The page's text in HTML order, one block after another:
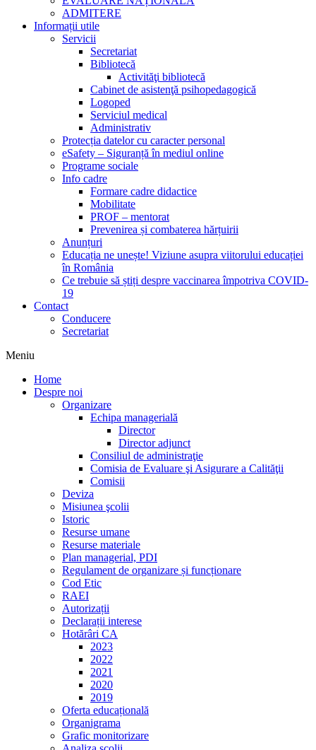
ADMITERE
Informații utile
Servicii
Secretariat
Bibliotecă
Activităţi bibliotecă
Cabinet de asistenţă psihopedagogică
Logoped
Serviciul medical
Administrativ
Protecția datelor cu caracter personal
eSafety – Siguranță în mediul online
Programe sociale
Info cadre
Formare cadre didactice
Mobilitate
PROF – mentorat
Prevenirea și combaterea hărțuirii
Anunțuri
Educația ne unește! Viziune asupra viitorului educației
în România
Ce trebuie să știți despre vaccinarea împotriva COVID-
19
Contact
Conducere
Secretariat
Meniu
Home
Despre noi
Organizare
Echipa managerială
Director
Director adjunct
Consiliul de administraţie
Comisia de Evaluare şi Asigurare a Calităţii
Comisii
Deviza
Misiunea şcolii
Istoric
Resurse umane
Resurse materiale
Plan managerial, PDI
Regulament de organizare și funcționare
Cod Etic
RAEI
Autorizații
Declarații interese
Hotărâri CA
2023
2022
2021
2020
2019
Oferta educațională
Organigrama
Grafic monitorizare